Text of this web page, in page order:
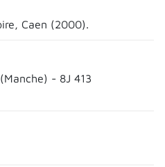
Caen (2000).
- 8J 413